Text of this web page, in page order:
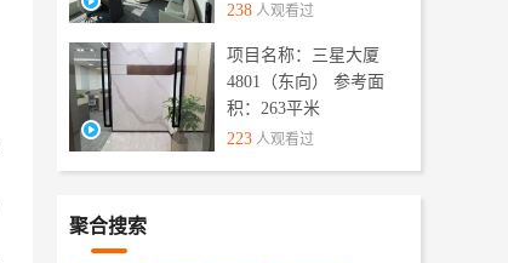
238 人观看过
项目名称：三星大厦
4801（东向） 参考面
积：263平米
223 人观看过
聚合搜索